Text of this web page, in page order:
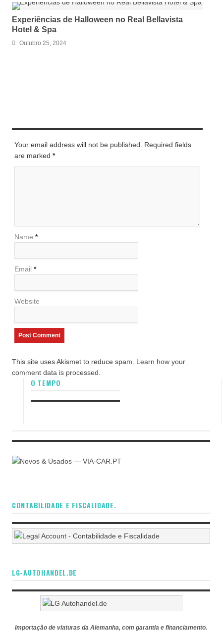
Experiências de Halloween no Real Bellavista
Hotel & Spa
Outubro 25, 2024
Your email address will not be published. Required fields
are marked *
Name *
Email *
Website
This site uses Akismet to reduce spam. Learn how your
comment data is processed.
O TEMPO
CONTABILIDADE E FISCALIDADE.
LG-AUTOHANDEL.DE
Importação de viaturas da Alemanha, com garantia e financiamento.